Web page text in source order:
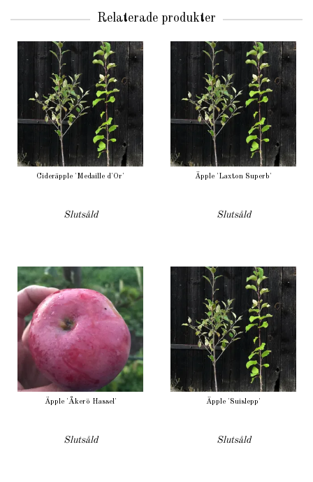
Relaterade produkter
Cideräpple 'Medaille d'Or'
Slutsåld
Äpple 'Laxton Superb'
Slutsåld
Äpple 'Åkerö Hassel'
Slutsåld
Äpple 'Suislepp'
Slutsåld